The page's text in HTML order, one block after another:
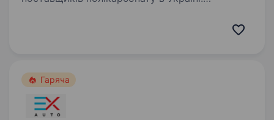
Гаряча